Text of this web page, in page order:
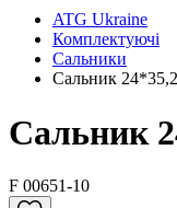
ATG Ukraine
Комплектуючі
Сальники
Сальник
Сальник
F 00651-10